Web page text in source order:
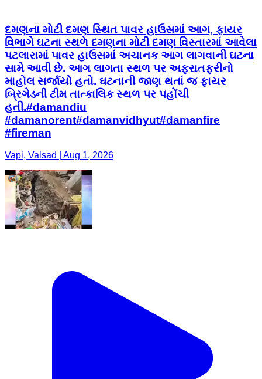
દમણના મોટી દમણ સ્થિત પાવર હાઉસમાં આગ, ફાયર
વિભાગે ઘટના સ્થળે દમણના મોટી દમણ વિસ્તારમાં આવેલા
પટલારામાં પાવર હાઉસમાં અચાનક આગ લાગવાની ઘટના
સામે આવી છે. આગ લાગતા સ્થળ પર અફરાતફરીનો
માહોલ સર્જાયો હતો. ઘટનાની જાણ થતાં જ ફાયર
બ્રિગેડની ટીમ તાત્કાલિક સ્થળ પર પહોંચી
હતી.#damandiu
#damanorent#damanvidhyut#damanfire
#fireman
Vapi, Valsad | Aug 1, 2026